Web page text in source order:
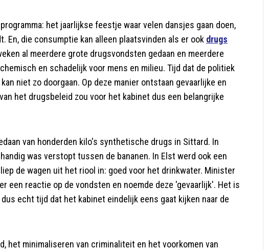
het jaarlijkse feestje waar velen dansjes gaan doen,
die consumptie kan alleen plaatsvinden als er ook drugs
al meerdere grote drugsvondsten gedaan en meerdere
en schadelijk voor mens en milieu. Tijd dat de politiek
niet zo doorgaan. Op deze manier ontstaan gevaarlijke en
het drugsbeleid zou voor het kabinet dus een belangrijke
van honderden kilo's synthetische drugs in Sittard. In
was verstopt tussen de bananen. In Elst werd ook een
de wagen uit het riool in: goed voor het drinkwater. Minister
een reactie op de vondsten en noemde deze 'gevaarlijk'. Het is
echt tijd dat het kabinet eindelijk eens gaat kijken naar de
het minimaliseren van criminaliteit en het voorkomen van